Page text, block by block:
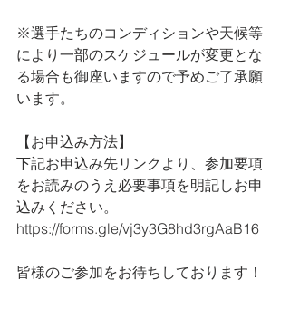
※選手たちのコンディションや天候等
により一部のスケジュールが変更とな
る場合も御座いますので予めご了承願
います。
【お申込み方法】
下記お申込み先リンクより、参加要項
をお読みのうえ必要事項を明記しお申
込みください。
https://forms.gle/vj3y3G8hd3rgAaB16
皆様のご参加をお待ちしております！